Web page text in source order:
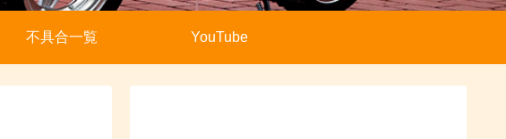
不具合一覧 YouTube